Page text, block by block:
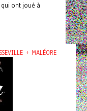
ont joué à
+ MALÉORE